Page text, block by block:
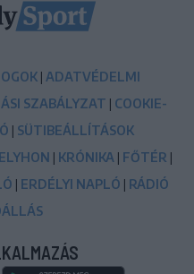
| ADATVÉDELMI
SZABÁLYZAT | COOKIE-
| SÜTIBEÁLLÍTÁSOK
| KRÓNIKA | FŐTÉR |
| ERDÉLYI NAPLÓ | RÁDIÓ